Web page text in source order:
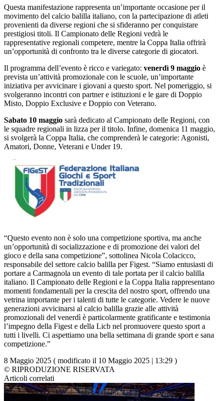
Questa manifestazione rappresenta un’importante occasione per il
movimento del calcio balilla italiano, con la partecipazione di atleti
provenienti da diverse regioni che si sfideranno per conquistare
prestigiosi titoli. Il Campionato delle Regioni vedrà le
rappresentative regionali competere, mentre la Coppa Italia offrirà
un’opportunità di confronto tra le diverse categorie di giocatori.
Il programma dell’evento è ricco e variegato: venerdì 9 maggio è
prevista un’attività promozionale con le scuole, un’importante
iniziativa per avvicinare i giovani a questo sport. Nel pomeriggio, si
svolgeranno incontri con partner e istituzioni e le gare di Doppio
Misto, Doppio Exclusive e Doppio con Veterano.
Sabato 10 maggio sarà dedicato al Campionato delle Regioni, con
le squadre regionali in lizza per il titolo. Infine, domenica 11 maggio,
si svolgerà la Coppa Italia, che comprenderà le categorie: Agonisti,
Amatori, Donne, Veterani e Under 19.
“Questo evento non è solo una competizione sportiva, ma anche
un’opportunità di socializzazione e di promozione dei valori del
gioco e della sana competizione”, sottolinea Nicola Colacicco,
responsabile del settore calcio balilla per Figest. “Siamo entusiasti di
portare a Carmagnola un evento di tale portata per il calcio balilla
italiano. Il Campionato delle Regioni e la Coppa Italia rappresentano
momenti fondamentali per la crescita del nostro sport, offrendo una
vetrina importante per i talenti di tutte le categorie. Vedere le nuove
generazioni avvicinarsi al calcio balilla grazie alle attività
promozionali del venerdì è particolarmente gratificante e testimonia
l’impegno della Figest e della Licb nel promuovere questo sport a
tutti i livelli. Ci aspettiamo una bella settimana di grande sport e sana
competizione.”
8 Maggio 2025 ( modificato il 10 Maggio 2025 | 13:29 )
© RIPRODUZIONE RISERVATA
Articoli correlati